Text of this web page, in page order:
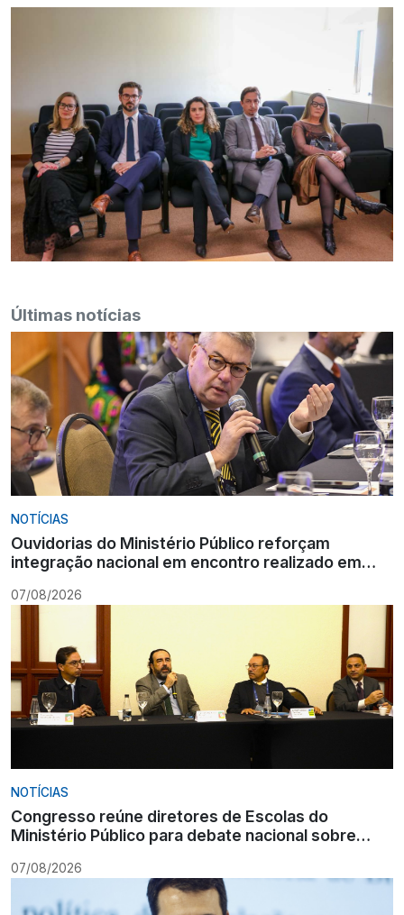
Últimas notícias
NOTÍCIAS
Ouvidorias do Ministério Público reforçam
integração nacional em encontro realizado em
07/08/2026
NOTÍCIAS
Congresso reúne diretores de Escolas do
Ministério Público para debate nacional sobre
07/08/2026